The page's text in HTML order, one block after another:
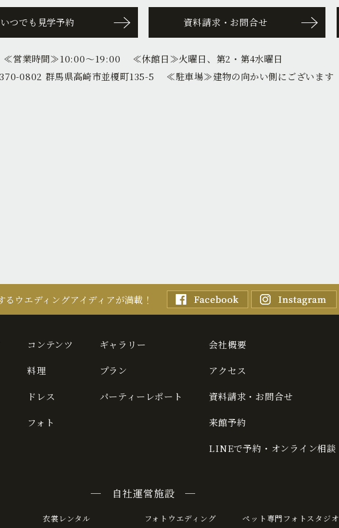
いつでも見学予約 資料請求・お問合せ
≪営業時間≫10:00〜19:00 ≪休館日≫火曜日、第2・第4水曜日
0802 群馬県高崎市並榎町135-5 ≪駐車場≫建物の向かい側にございます
ウエディングアイディアが満載！
コンテンツ
料理
ドレス
フォト
ギャラリー
プラン
パーティーレポート
会社概要
アクセス
資料請求・お問合せ
来館予約
LINEで予約・オンライン相談
─ 自社運営施設 ─
衣裳レンタル フォトウエディング ペット専門フォトスタジオ